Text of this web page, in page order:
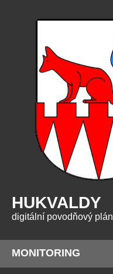
HUKVALDY
digitální povodňový plán
MONITORING